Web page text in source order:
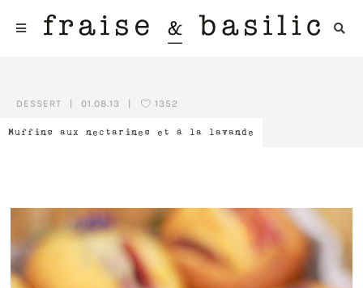
Muffins aux nectarines et à la lavande
DESSERT 01.08.13 1352